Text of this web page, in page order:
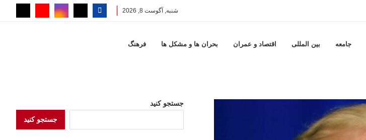
شنبه, آگوست 8, 2026
جامعه بين المللى اقتصاد و عمران بحران ها و مشكل ها فرهنگ
جستجو کنید
جستجو کنید